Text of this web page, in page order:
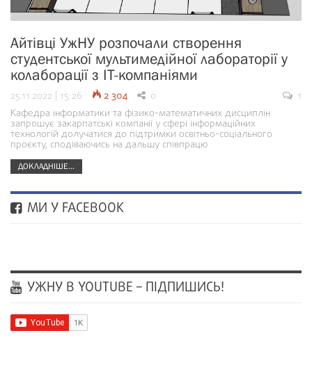
Айтівці УжНУ розпочали створення
студентської мультимедійної лабораторії у
колаборації з ІТ-компаніями
25.11.2022 | 15:26 2 304 0
1
Кафедра інформатики та фізико-математичних дисциплін
запрошує закарпатські компанії у сфері інформаційних
технологій долучатися до підтримки освітньо-соціального
проєкту, сподіваючись на дальшу співпрацю
ДОКЛАДНІШЕ...
МИ У FACEBOOK
УЖНУ В YOUTUBE – ПІДПИШИСЬ!